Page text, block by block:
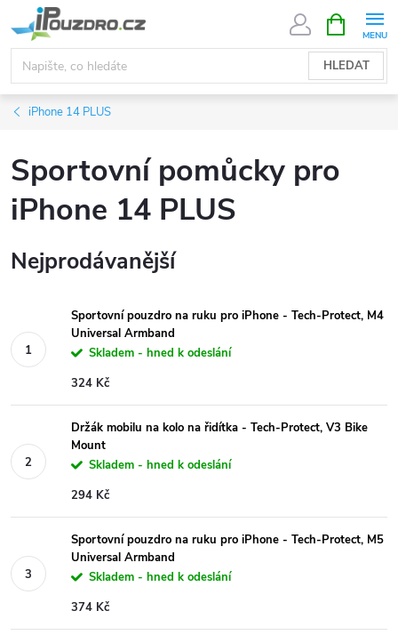
na
obsah
HLEDAT
NÁKUPNÍ
KOŠÍK
iPhone 14 PLUS
Sportovní pomůcky pro
iPhone 14 PLUS
Nejprodávanější
Sportovní pouzdro na ruku pro iPhone - Tech-Protect, M4
Universal Armband
Skladem - hned k odeslání
324 Kč
Držák mobilu na kolo na řidítka - Tech-Protect, V3 Bike
Mount
Skladem - hned k odeslání
294 Kč
Sportovní pouzdro na ruku pro iPhone - Tech-Protect, M5
Universal Armband
Skladem - hned k odeslání
374 Kč